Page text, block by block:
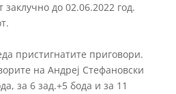
заклучно до 02.06.2022 год.
пристигнатите приговори.
на Андреј Стефановски
за 6 зад.+5 бода и за 11